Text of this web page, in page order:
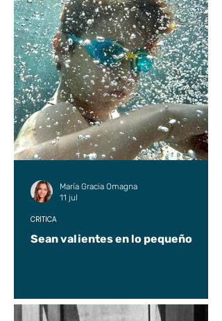
Sean valientes en lo pequeño
CRÍTICA
María Gracia Omagna
11 jul